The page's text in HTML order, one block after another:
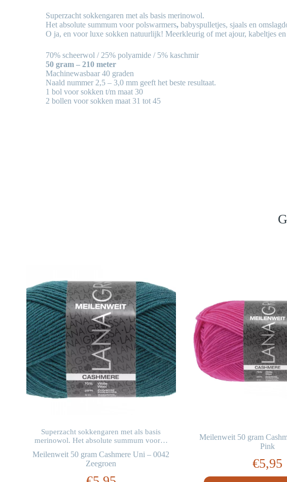
Superzacht sokkengaren met als basis merinowol.
Het absolute summum voor polswarmers, babyspulletjes, sjaals en
O ja, en voor luxe sokken natuurlijk! Meerkleurig of met ajour, kabeltjes
70% scheerwol / 25% polyamide / 5% kaschmir
50 gram – 210 meter
Machinewasbaar 40 graden
Naald nummer 2,5 – 3,0 mm geeft het beste resultaat.
1 bol voor sokken t/m maat 30
2 bollen voor sokken maat 31 tot 45
Superzacht sokkengaren met als basis
merinowol. Het absolute summum voor…
Meilenweit 50 gram Cashmere Uni – 0042
Zeegroen
Meilenweit 50 gram
Pink
€5,95